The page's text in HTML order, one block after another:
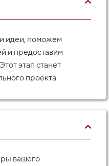
идеи, поможем
и предоставим
этап станет
проекта.
вашего